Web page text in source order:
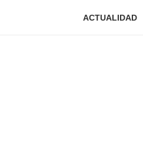
ACTUALIDAD